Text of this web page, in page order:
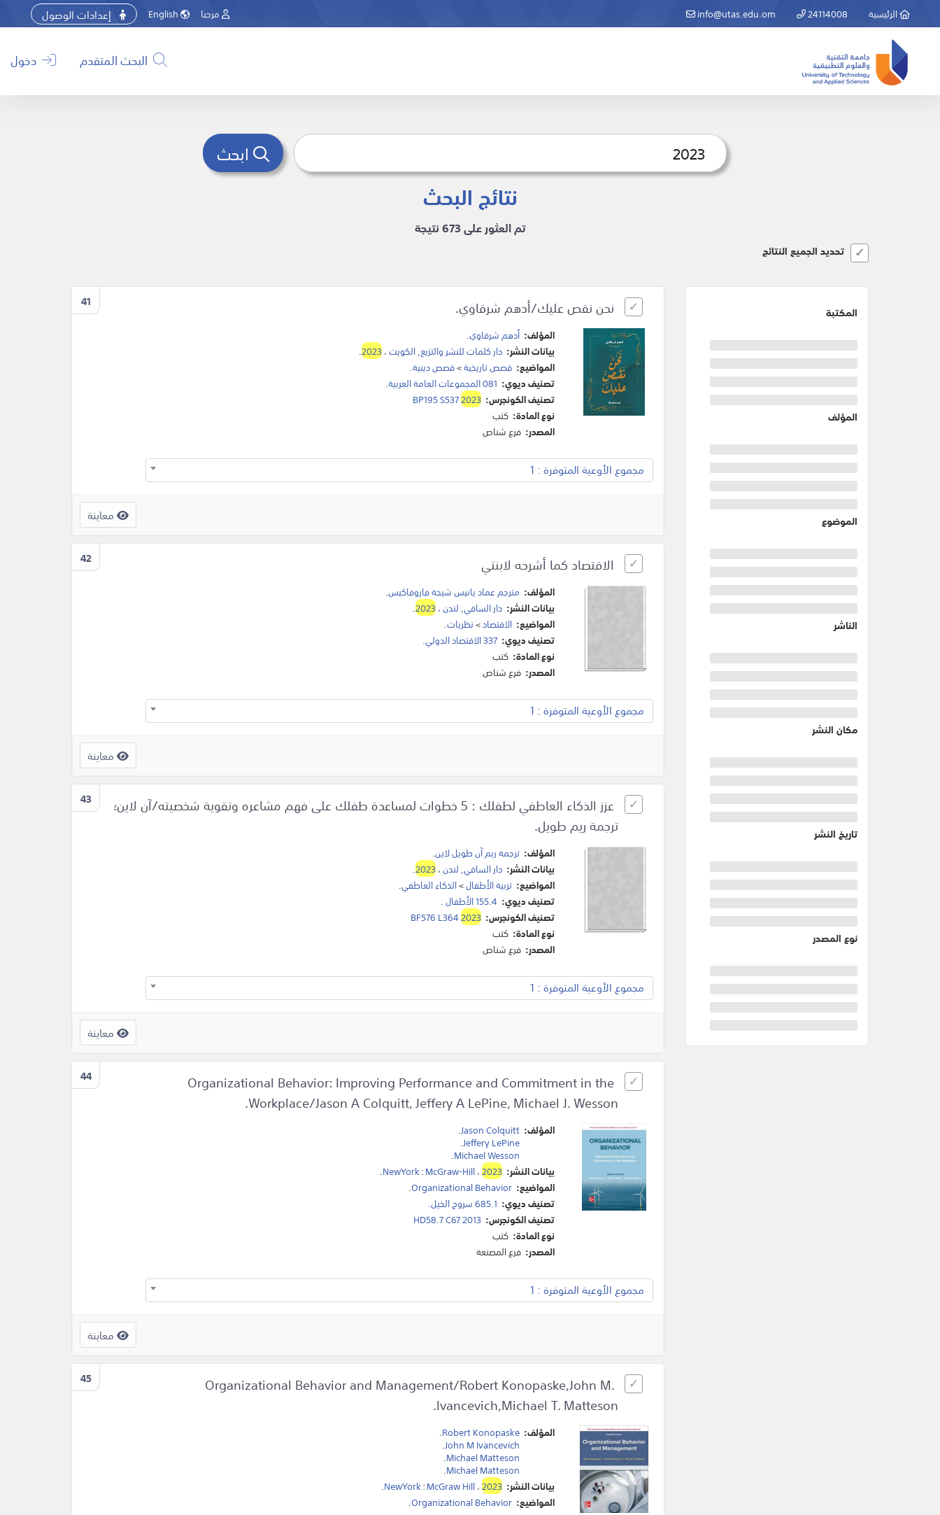
الرئيسية 24114008
info@utas.edu.om إعدادات الوصول مرحبا
البحث المتقدم دخول
نتائج البحث
تم العثور على 673 نتيجة
تحديد الجميع النتائج
المكتبة
المؤلف
الموضوع
الناشر
مكان النشر
تاريخ النشر
نوع المصدر
41 نحن نقص عليك/أدهم شرقاوي.
المؤلف: أدهم شرقاوي.
بيانات النشر: دار كلمات للنشر والتزيع, الكويت،2023
.
المواضيع: قصص تاريخية>قصص دينية.
تصنيف ديوي: 081 المجموعات العامة العربية.
تصنيف الكونجرس:
BP195 S5372023
نوع المادة: كتب
المصدر: فرع شناص
مجموع الأوعية المتوفرة : 1
معاينة
42 الاقتصاد كما أشرحه لابنتي
المؤلف: مترجم عماد يانيس شيحة فاروفاكيس.
بيانات النشر: دار الساقي, لندن،2023
.
المواضيع: الاقتصاد>نظريات.
تصنيف ديوي: 337 الاقتصاد الدولي.
نوع المادة: كتب
المصدر: فرع شناص
مجموع الأوعية المتوفرة : 1
معاينة
43
عزز الذكاء العاطفي لطفلك : 5 خطوات لمساعدة طفلك على فهم مشاعره وتقوية شخصيته/آن لاين؛
ترجمة ريم طويل.
المؤلف: ترجمة ريم آن طويل لاين.
بيانات النشر: دار الساقي, لندن،2023
.
المواضيع: تربية الأطفال>الذكاء العاطفي.
تصنيف ديوي: 155.4 الأطفال .
تصنيف الكونجرس:
BF576 L3642023
نوع المادة: كتب
المصدر: فرع شناص
مجموع الأوعية المتوفرة : 1
معاينة
44
Organizational Behavior: Improving Performance and Commitment in the
Workplace/Jason A Colquitt, Jeffery A LePine, Michael J. Wesson.
المؤلف: Jason Colquitt
.
Jeffery LePine
.
Michael Wesson
.
بيانات النشر:
NewYork:McGraw-Hill،2023
.
المواضيع: Organizational Behavior
.
تصنيف ديوي: 685.1 سروج الخيل.
تصنيف الكونجرس: HD58.7 C67 2013
نوع المادة: كتب
المصدر: فرع المصنعة
مجموع الأوعية المتوفرة : 1
معاينة
45
Organizational Behavior and Management/Robert Konopaske,John M.
Ivancevich,Michael T. Matteson.
المؤلف: Robert Konopaske
.
John M Ivancevich
.
Michael Matteson
.
Michael Matteson
.
بيانات النشر:
NewYork:McGraw Hill،2023
.
المواضيع: Organizational Behavior
.